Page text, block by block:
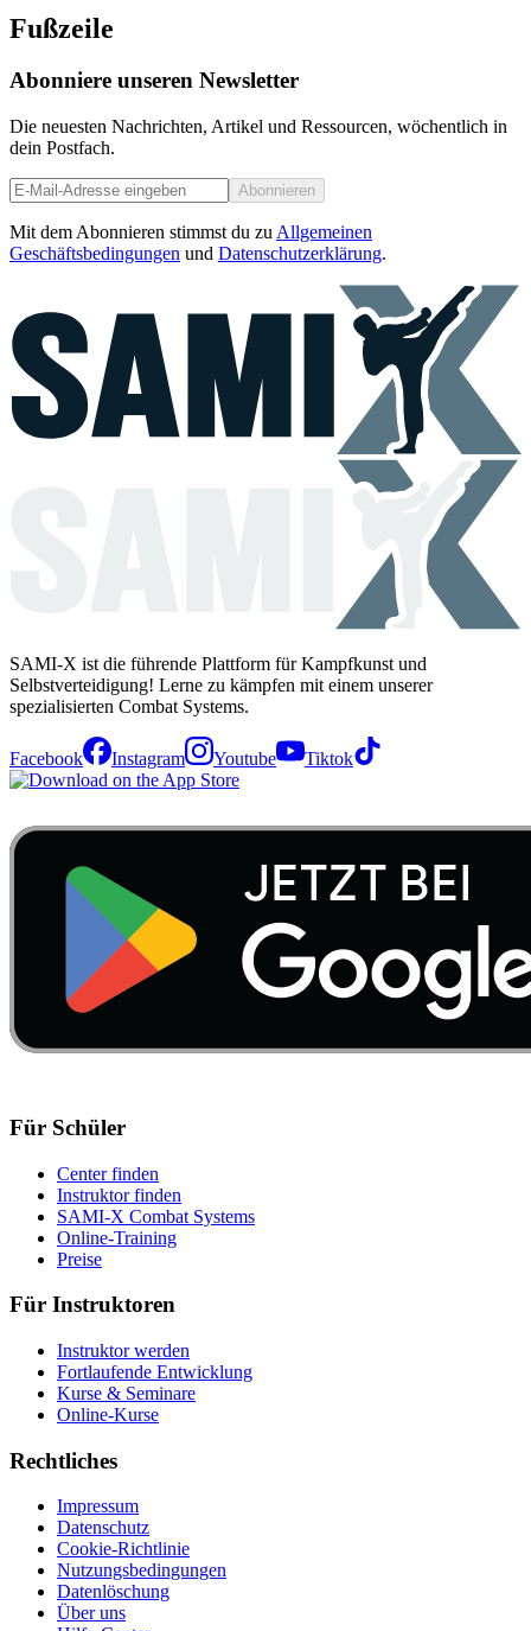
Fußzeile
Abonniere unseren Newsletter
Die neuesten Nachrichten, Artikel und Ressourcen, wöchentlich in
dein Postfach.
Abonnieren
Mit dem Abonnieren stimmst du zu Allgemeinen
Geschäftsbedingungen und Datenschutzerklärung.
SAMI-X ist die führende Plattform für Kampfkunst und
Selbstverteidigung! Lerne zu kämpfen mit einem unserer
spezialisierten Combat Systems.
Facebook Instagram Youtube Tiktok
Für Schüler
Center finden
Instruktor finden
SAMI-X Combat Systems
Online-Training
Preise
Für Instruktoren
Instruktor werden
Fortlaufende Entwicklung
Kurse & Seminare
Online-Kurse
Rechtliches
Impressum
Datenschutz
Cookie-Richtlinie
Nutzungsbedingungen
Datenlöschung
Über uns